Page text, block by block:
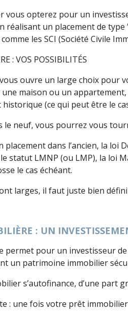
vous opterez pour un
réalisant un placement de
les SCI (Société Civile
: VOS POSSIBILITÉS
ouvre un large choix pour
maison ou un
(ce qui peut être le
le neuf, vous pourrez vous
dans l’ancien, la
statut LMNP (ou LMP), la loi
le cas échéant.
larges, il faut juste bien
: UN
permet pour un investisseur
un patrimoine immobilier
s’autofinance, d’une part
: une fois votre prêt